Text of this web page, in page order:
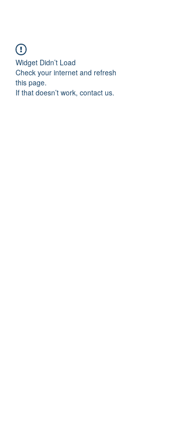
Widget Didn’t Load
Check your internet and refresh
this page.
If that doesn’t work, contact us.